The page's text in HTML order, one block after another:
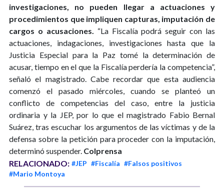
investigaciones, no pueden llegar a actuaciones y
procedimientos que impliquen capturas, imputación de
cargos o acusaciones. “La Fiscalía podrá seguir con las
actuaciones, indagaciones, investigaciones hasta que la
Justicia Especial para la Paz tomé la determinación de
acusar, tiempo en el que la Fiscalía perdería la competencia”,
señaló el magistrado. Cabe recordar que esta audiencia
comenzó el pasado miércoles, cuando se planteó un
conflicto de competencias del caso, entre la justicia
ordinaria y la JEP, por lo que el magistrado Fabio Bernal
Suárez, tras escuchar los argumentos de las víctimas y de la
defensa sobre la petición para proceder con la imputación,
determinó suspender. Colprensa
RELACIONADO: #JEP #Fiscalía #Falsos positivos
#Mario Montoya